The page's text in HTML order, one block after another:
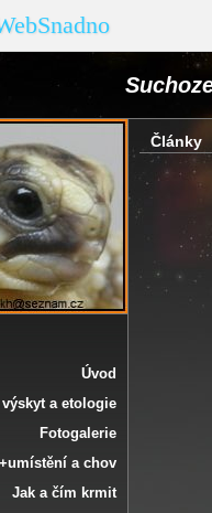
Úvod
a etologie
Fotogalerie
a chov
Jak a čím krmit
Články